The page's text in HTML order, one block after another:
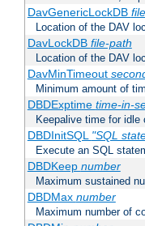
DavGenericLockDB
Location of the DAV
DavLockDB file-path
Location of the DAV
DavMinTimeout
Minimum amount of
DBDExptime time-in-
Keepalive time for idle
DBDInitSQL "SQL
Execute an SQL
DBDKeep number
Maximum sustained
DBDMax number
Maximum number of